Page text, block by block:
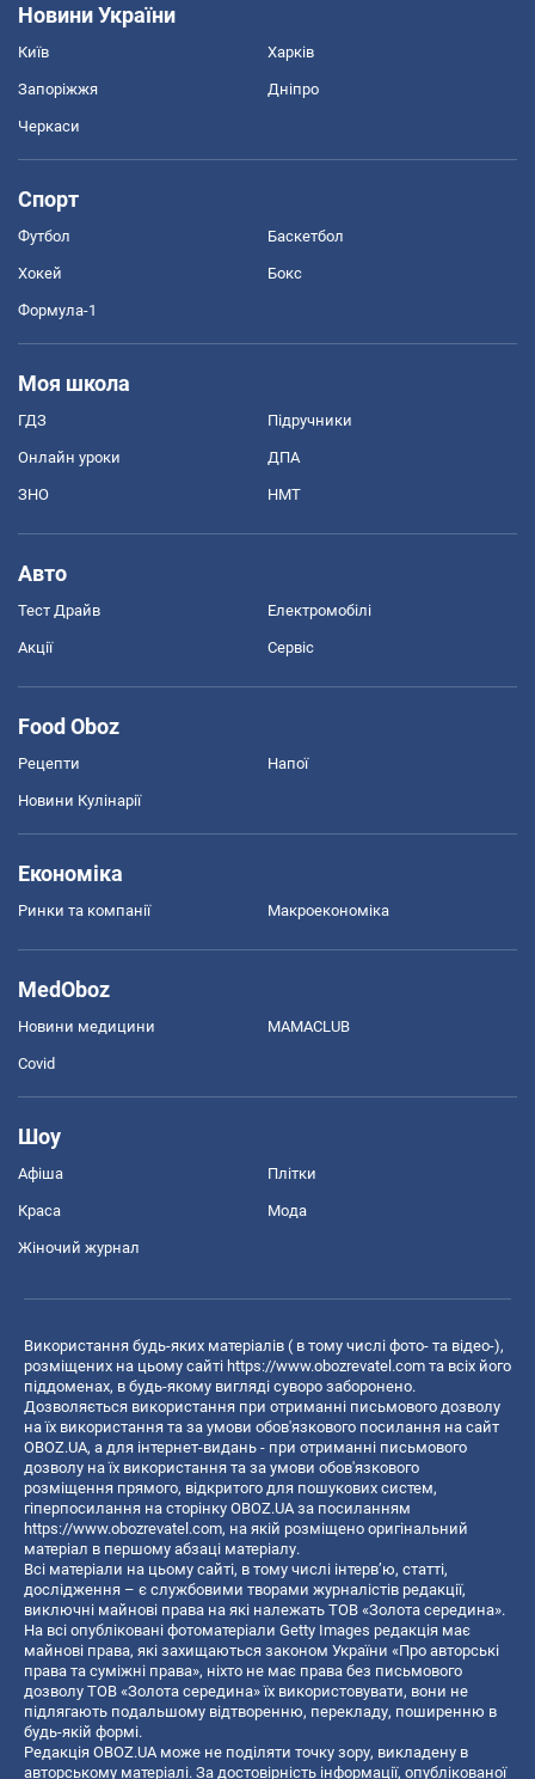
Новини України
Київ Харків
Запоріжжя Дніпро
Черкаси
Спорт
Футбол Баскетбол
Хокей Бокс
Формула-1
Моя школа
ГДЗ Підручники
Онлайн уроки ДПА
ЗНО НМТ
Авто
Тест Драйв Електромобілі
Акції Сервіс
Food Oboz
Рецепти Напої
Новини Кулінарії
Економіка
Ринки та компанії Макроекономіка
MedOboz
Новини медицини MAMACLUB
Covid
Шоу
Афіша Плітки
Краса Мода
Жіночий журнал
Використання будь-яких матеріалів ( в тому числі фото- та відео-),
розміщених на цьому сайті https://www.obozrevatel.com та всіх його
піддоменах, в будь-якому вигляді суворо заборонено.
Дозволяється використання при отриманні письмового дозволу
на їх використання та за умови обов'язкового посилання на сайт
OBOZ.UA, а для інтернет-видань - при отриманні письмового
дозволу на їх використання та за умови обов'язкового
розміщення прямого, відкритого для пошукових систем,
гіперпосилання на сторінку OBOZ.UA за посиланням
https://www.obozrevatel.com, на якій розміщено оригінальний
матеріал в першому абзаці матеріалу.
Всі матеріали на цьому сайті, в тому числі інтерв’ю, статті,
дослідження – є службовими творами журналістів редакції,
виключні майнові права на які належать ТОВ «Золота середина».
На всі опубліковані фотоматеріали Getty Images редакція має
майнові права, які захищаються законом України «Про авторські
права та суміжні права», ніхто не має права без письмового
дозволу ТОВ «Золота середина» їх використовувати, вони не
підлягають подальшому відтворенню, перекладу, поширенню в
будь-якій формі.
Редакція OBOZ.UA може не поділяти точку зору, викладену в
авторському матеріалі. За достовірність інформації, опублікованої